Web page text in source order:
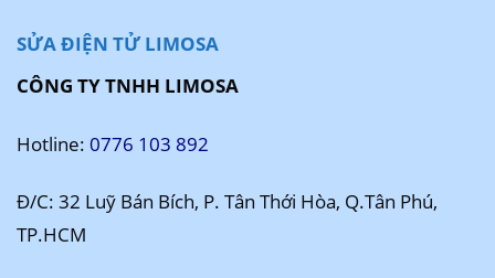
SỬA ĐIỆN TỬ LIMOSA
CÔNG TY TNHH LIMOSA
Hotline: 0776 103 892
Đ/C: 32 Luỹ Bán Bích, P. Tân Thới Hòa, Q.Tân Phú,
TP.HCM